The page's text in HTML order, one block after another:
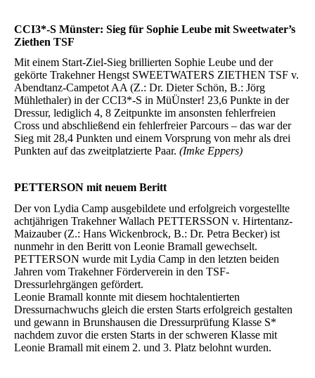
CCI3*-S Münster: Sieg für Sophie Leube mit Sweetwater’s
Ziethen TSF
Mit einem Start-Ziel-Sieg brillierten Sophie Leube und der
gekörte Trakehner Hengst SWEETWATERS ZIETHEN TSF v.
Abendtanz-Campetot AA (Z.: Dr. Dieter Schön, B.: Jörg
Mühlethaler) in der CCI3*-S in MüÜnster! 23,6 Punkte in der
Dressur, lediglich 4, 8 Zeitpunkte im ansonsten fehlerfreien
Cross und abschließend ein fehlerfreier Parcours – das war der
Sieg mit 28,4 Punkten und einem Vorsprung von mehr als drei
Punkten auf das zweitplatzierte Paar. (Imke Eppers)
PETTERSON mit neuem Beritt
Der von Lydia Camp ausgebildete und erfolgreich vorgestellte
achtjährigen Trakehner Wallach PETTERSSON v. Hirtentanz-
Maizauber (Z.: Hans Wickenbrock, B.: Dr. Petra Becker) ist
nunmehr in den Beritt von Leonie Bramall gewechselt.
PETTERSON wurde mit Lydia Camp in den letzten beiden
Jahren vom Trakehner Förderverein in den TSF-
Dressurlehrgängen gefördert.
Leonie Bramall konnte mit diesem hochtalentierten
Dressurnachwuchs gleich die ersten Starts erfolgreich gestalten
und gewann in Brunshausen die Dressurprüfung Klasse S*
nachdem zuvor die ersten Starts in der schweren Klasse mit
Leonie Bramall mit einem 2. und 3. Platz belohnt wurden.